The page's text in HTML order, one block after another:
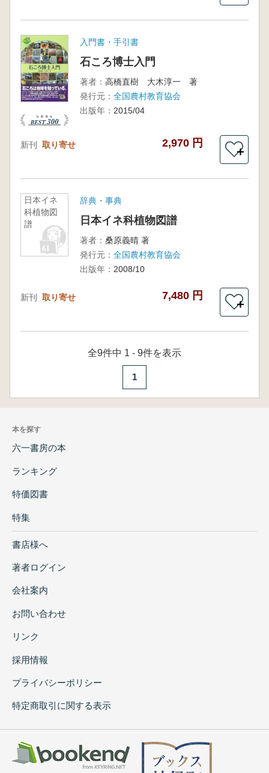
入門書・手引書
石ころ博士入門
著者： 高橋直樹 大木淳一 著
発行元： 全国農村教育協会
出版年： 2015/04
新刊 取り寄せ 2,970 円
＋
日本イネ
科植物図
譜
辞典・事典
日本イネ科植物図譜
著者： 桑原義晴 著
発行元： 全国農村教育協会
出版年： 2008/10
新刊 取り寄せ 7,480 円
＋
全9件中 1 - 9件を表示
1
本を探す
六一書房の本
ランキング
特価図書
特集
書店様へ
著者ログイン
会社案内
お問い合わせ
リンク
採用情報
プライバシーポリシー
特定商取引に関する表示